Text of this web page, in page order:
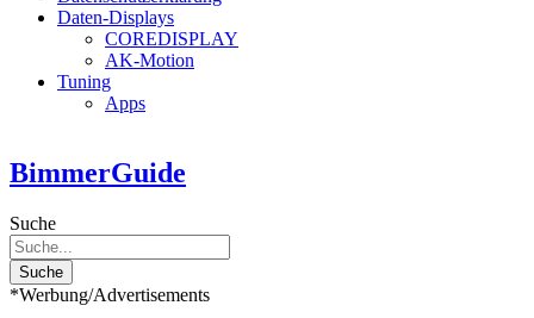
Daten-Displays
COREDISPLAY
AK-Motion
Tuning
Apps
BimmerGuide
Suche
Suche
*Werbung/Advertisements